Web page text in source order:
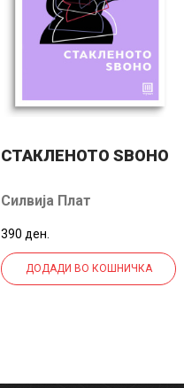
СТАКЛЕНОТО ЅВОНО
Силвија Плат
390 ден.
ДОДАДИ ВО КОШНИЧКА